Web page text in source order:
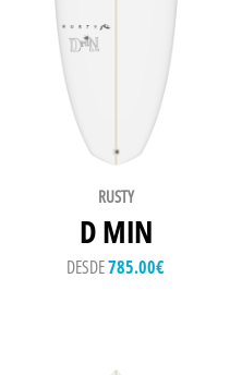
RUSTY
D MIN
DESDE785.00€